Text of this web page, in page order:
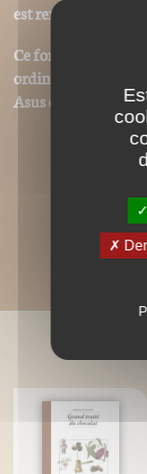
est remplacée par la
Ce format peut
ordinateurs ou
Asus ou autres.